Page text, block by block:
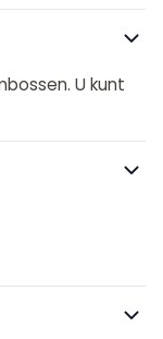
U kunt